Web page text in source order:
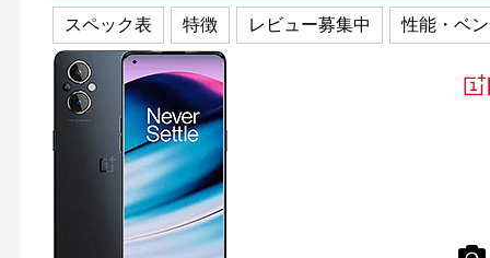
スペック表 特徴 レビュー募集中 性能・ベ